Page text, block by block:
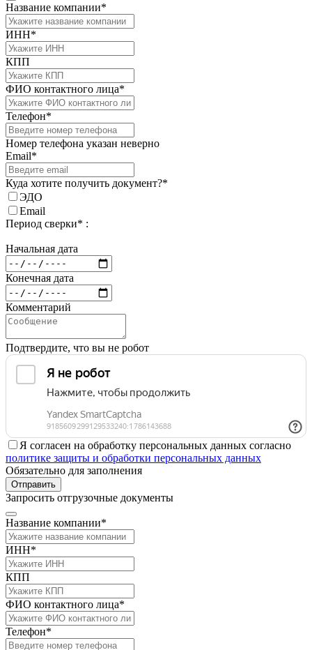
Название компании*
ИНН*
КПП
ФИО контактного лица*
Телефон*
Номер телефона указан неверно
Email*
Куда хотите получить документ?*
ЭДО
Email
Период сверки* :
Начальная дата
Конечная дата
Комментарий
Подтвердите, что вы не робот
Я согласен на обработку персональных данных согласно
политике защиты и обработки персональных данных
Обязательно для заполнения
Отправить
Запросить отгрузочные документы
Название компании*
ИНН*
КПП
ФИО контактного лица*
Телефон*